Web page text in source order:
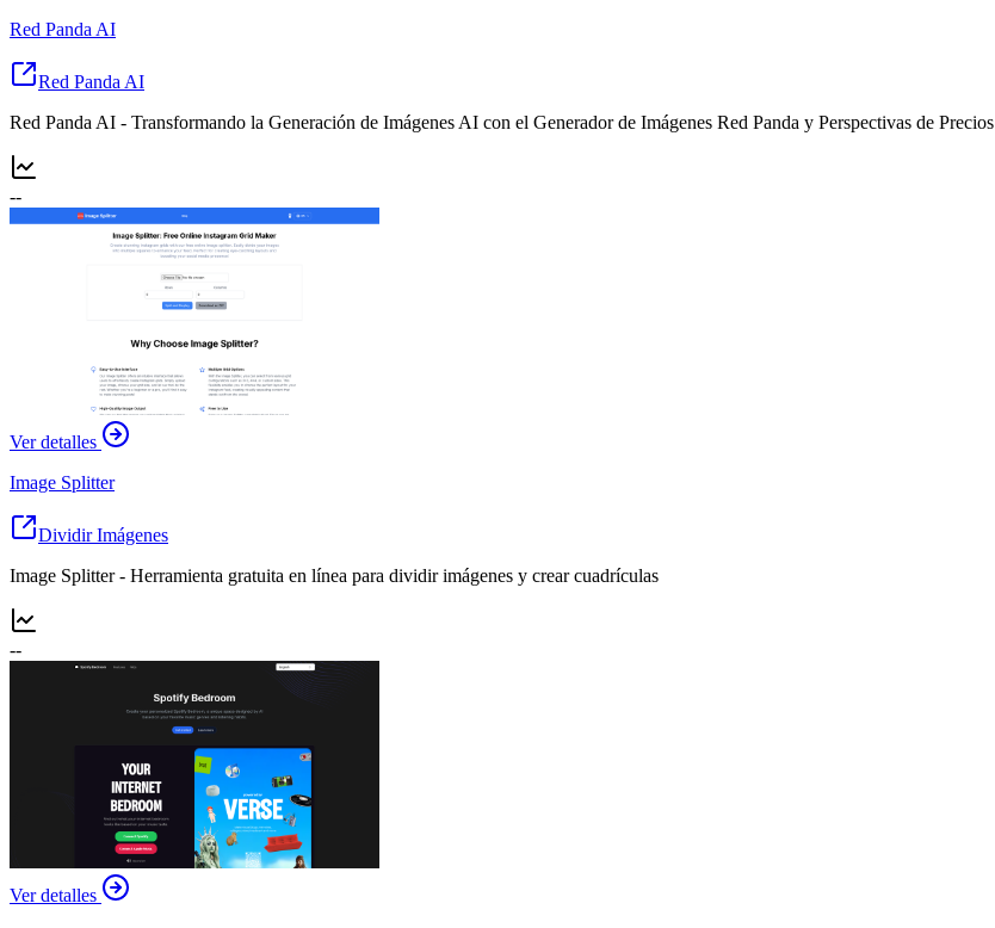
Red Panda AI
Red Panda AI
Red Panda AI - Transformando la Generación de Imágenes AI con el Generador de Imágenes Red Panda y Perspectivas de Precios
--
Ver detalles
Image Splitter
Dividir Imágenes
Image Splitter - Herramienta gratuita en línea para dividir imágenes y crear cuadrículas
--
Ver detalles